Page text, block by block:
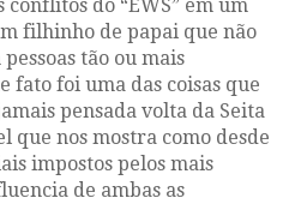
conflitos do “EWS” em um
filhinho de papai que não
tão ou mais
fato foi uma das coisas que
pensada volta da Seita
que nos mostra como desde
impostos pelos mais
de ambas as